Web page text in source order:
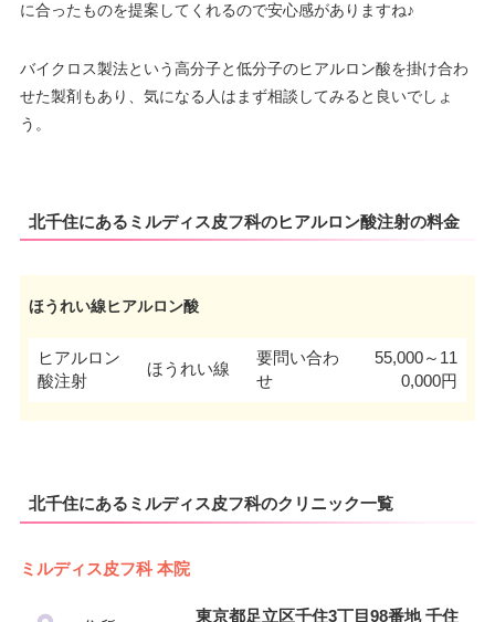
に合ったものを提案してくれるので安心感がありますね♪
バイクロス製法という高分子と低分子のヒアルロン酸を掛け合わ
せた製剤もあり、気になる人はまず相談してみると良いでしょ
う。
北千住にあるミルディス皮フ科のヒアルロン酸注射の料金
ほうれい線ヒアルロン酸
ヒアルロン
酸注射
ほうれい線
要問い合わ
せ
55,000～11
0,000円
北千住にあるミルディス皮フ科のクリニック一覧
ミルディス皮フ科 本院
東京都足立区千住3丁目98番地 千住